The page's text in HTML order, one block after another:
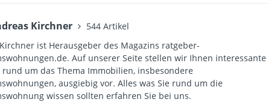
Kirchner
544 Artikel
ist Herausgeber des Magazins ratgeber-
Auf unserer Seite stellen wir Ihnen interessante
rund um das Thema Immobilien, insbesondere
ausgiebig vor. Alles was Sie rund um die
wissen sollten erfahren Sie bei uns.